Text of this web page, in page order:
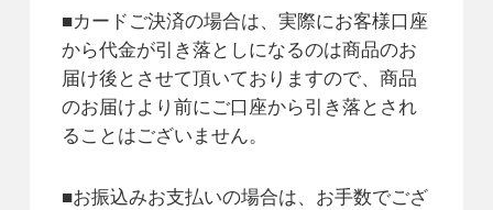
■カードご決済の場合は、実際にお客様口座
から代金が引き落としになるのは商品のお
届け後とさせて頂いておりますので、商品
のお届けより前にご口座から引き落とされ
ることはございません。
■お振込みお支払いの場合は、お手数でござ